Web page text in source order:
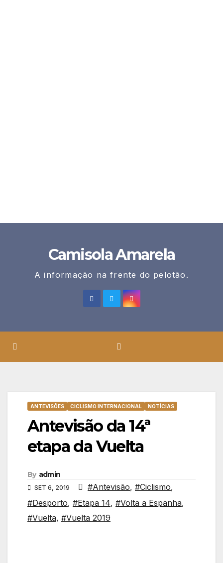
Camisola Amarela
A informação na frente do pelotão.
ANTEVISÕES CICLISMO INTERNACIONAL NOTÍCIAS
Antevisão da 14ª
etapa da Vuelta
By admin
SET 6, 2019 #Antevisão, #Ciclismo,
#Desporto, #Etapa 14, #Volta a Espanha,
#Vuelta, #Vuelta 2019